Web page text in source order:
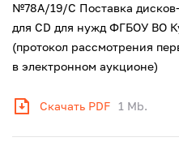
№78А/19/С Поставка
для CD для нужд ФГБОУ ВО
(протокол рассмотрения
в электронном аукционе)
Скачать PDF 1 Mb.